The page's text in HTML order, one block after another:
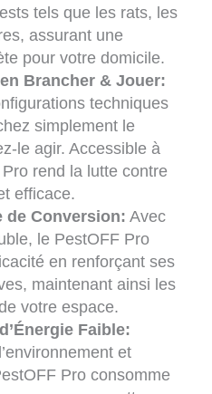
tels que les rats, les
assurant une
pour votre domicile.
Brancher & Jouer:
techniques
simplement le
le agir. Accessible à
rend la lutte contre
efficace.
de Conversion: Avec
le PestOFF Pro
en renforçant ses
maintenant ainsi les
votre espace.
Faible:
et
Pro consomme